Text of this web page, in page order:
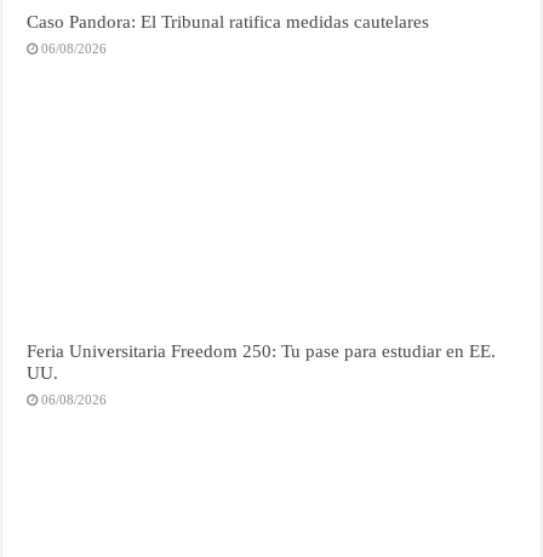
Caso Pandora: El Tribunal ratifica medidas cautelares
06/08/2026
Feria Universitaria Freedom 250: Tu pase para estudiar en EE.
UU.
06/08/2026